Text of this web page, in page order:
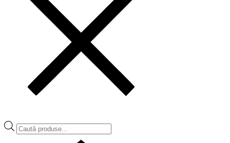
Products
search